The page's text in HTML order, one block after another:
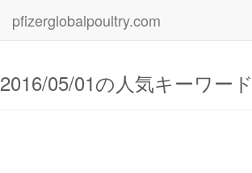
pfizerglobalpoultry.com
2016/05/01の人気キーワード